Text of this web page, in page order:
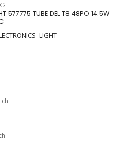
577775 TUBE DEL T8 48PO 14.5W
-LIGHT